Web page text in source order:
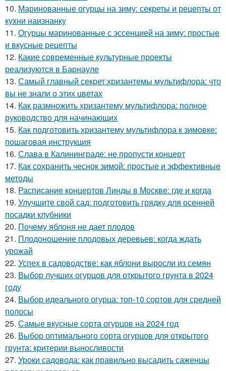
10. Маринованные огурцы на зиму: секреты и рецепты от
кухни наизнанку
11. Огурцы маринованные с эссенцией на зиму: простые
и вкусные рецепты
12. Какие современные культурные проекты
реализуются в Барнауле
13. Самый главный секрет хризантемы мультифлора: что
вы не знали о этих цветах
14. Как размножить хризантему мультифлора: полное
руководство для начинающих
15. Как подготовить хризантему мультифлора к зимовке:
пошаговая инструкция
16. Слава в Калининграде: не пропусти концерт
17. Как сохранить чеснок зимой: простые и эффективные
методы
18. Расписание концертов Линды в Москве: где и когда
19. Улучшите свой сад: подготовить грядку для осенней
посадки клубники
20. Почему яблоня не дает плодов
21. Плодоношение плодовых деревьев: когда ждать
урожай
22. Успех в садоводстве: как яблони выросли из семян
23. Выбор лучших огурцов для открытого грунта в 2024
году
24. Выбор идеального огурца: топ-10 сортов для средней
полосы
25. Самые вкусные сорта огурцов на 2024 год
26. Выбор оптимального сорта огурцов для открытого
грунта: критерии выносливости
27. Уроки садовода: как правильно высадить саженцы